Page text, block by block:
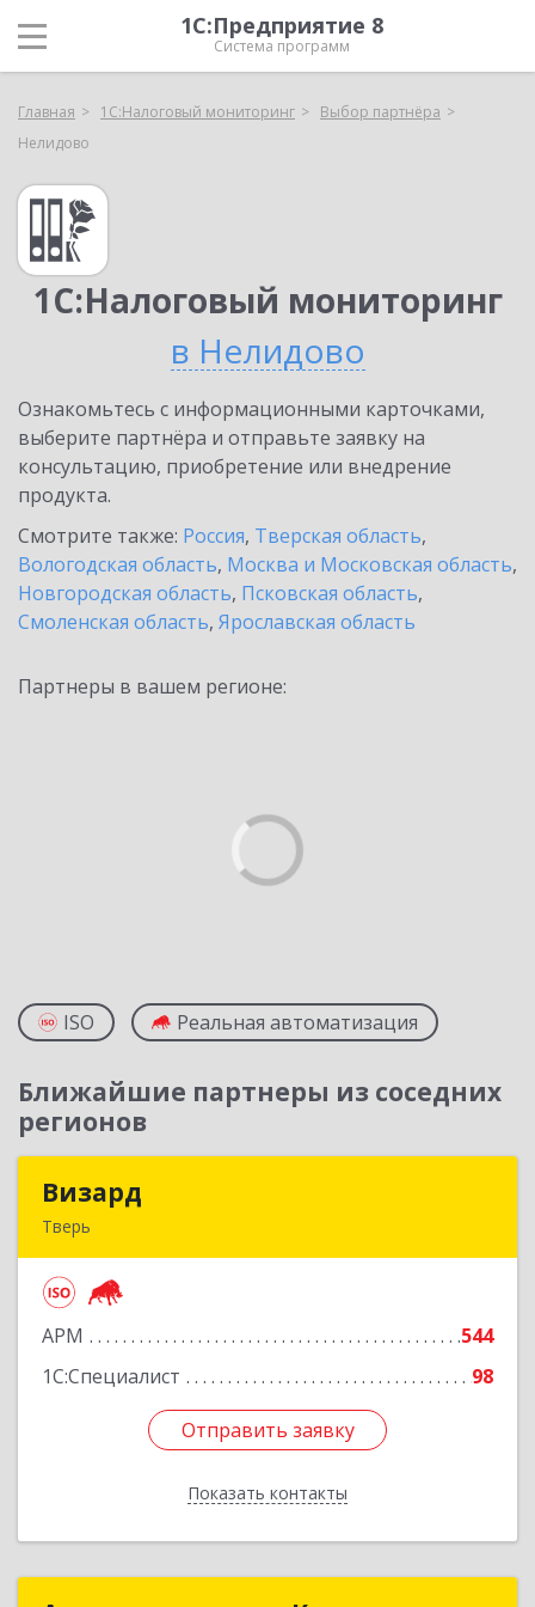
1С:Предприятие 8
Система программ
Главная 1С:Налоговый мониторинг
Выбор партнёра
Нелидово
1С:Налоговый мониторинг
в Нелидово
Ознакомьтесь с информационными карточками,
выберите партнёра и отправьте заявку на
консультацию, приобретение или внедрение
продукта.
Смотрите также: Россия, Тверская область,
Вологодская область, Москва и Московская область,
Новгородская область, Псковская область,
Смоленская область, Ярославская область
Партнеры в вашем регионе:
ISO Реальная автоматизация
Ближайшие партнеры из соседних
регионов
Визард
Тверь
АРМ
544
1С:Специалист
98
Отправить заявку
Показать контакты
Подробнее
Отправить заявку
Назад